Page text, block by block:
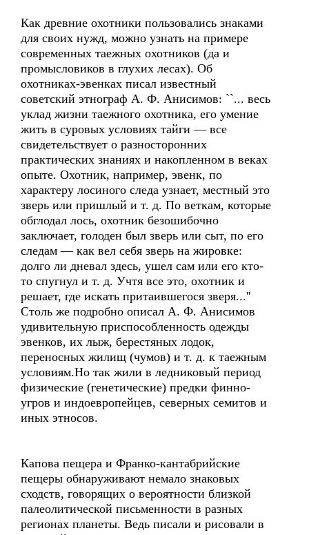
Как древние охотники пользовались знаками
для своих нужд, можно узнать на примере
современных таежных охотников (да и
промысловиков в глухих лесах). Об
охотниках-эвенках писал известный
советский этнограф А. Ф. Анисимов: ``... весь
уклад жизни таежного охотника, его умение
жить в суровых условиях тайги — все
свидетельствует о разносторонних
практических знаниях и накопленном в веках
опыте. Охотник, например, эвенк, по
характеру лосиного следа узнает, местный это
зверь или пришлый и т. д. По веткам, которые
обглодал лось, охотник безошибочно
заключает, голоден был зверь или сыт, по его
следам — как вел себя зверь на жировке:
долго ли дневал здесь, ушел сам или его кто-
то спугнул и т. д. Учтя все это, охотник и
решает, где искать притаившегося зверя...''
Столь же подробно описал А. Ф. Анисимов
удивительную приспособленность одежды
эвенков, их лыж, берестяных лодок,
переносных жилищ (чумов) и т. д. к таежным
условиям.Но так жили в ледниковый период
физические (генетические) предки финно-
угров и индоевропейцев, северных семитов и
иных этносов.
Капова пещера и Франко-кантабрийские
пещеры обнаруживают немало знаковых
сходств, говорящих о вероятности близкой
палеолитической письменности в разных
регионах планеты. Ведь писали и рисовали в